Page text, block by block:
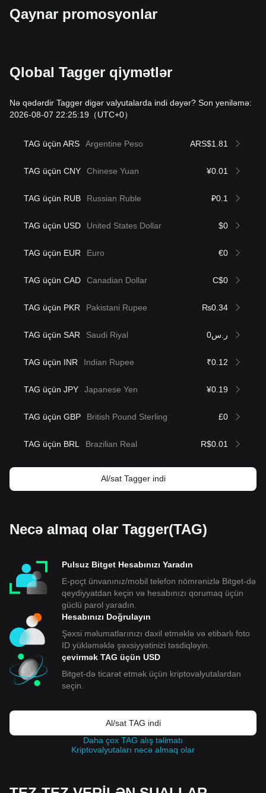
Qaynar promosyonlar
Qlobal Tagger qiymətlər
Nə qədərdir Tagger digər valyutalarda indi dəyər? Son yeniləmə:
2026-08-07 22:25:19 （UTC+0）
TAG üçün ARS Argentine Peso ARS$1.81
TAG üçün CNY Chinese Yuan ¥0.01
TAG üçün RUB Russian Ruble ₽0.1
TAG üçün USD United States Dollar $0
TAG üçün EUR Euro €0
TAG üçün CAD Canadian Dollar C$0
TAG üçün PKR Pakistani Rupee ₨0.34
TAG üçün SAR Saudi Riyal ر.س0
TAG üçün INR Indian Rupee ₹0.12
TAG üçün JPY Japanese Yen ¥0.19
TAG üçün GBP British Pound Sterling £0
TAG üçün BRL Brazilian Real R$0.01
Al/sat Tagger indi
Necə almaq olar Tagger(TAG)
Pulsuz Bitget Hesabınızı Yaradın
E-poçt ünvanınız/mobil telefon nömrənizlə Bitget-də
qeydiyyatdan keçin və hesabınızı qorumaq üçün
güclü parol yaradın.
Hesabınızı Doğrulayın
Şəxsi məlumatlarınızı daxil etməklə və etibarlı foto
ID yükləməklə şəxsiyyətinizi təsdiqləyin.
çevirmək TAG üçün USD
Bitget-də ticarət etmək üçün kriptovalyutalardan
seçin.
Al/sat TAG indi
Daha çox TAG alış təlimatı
Kriptovalyutaları necə almaq olar